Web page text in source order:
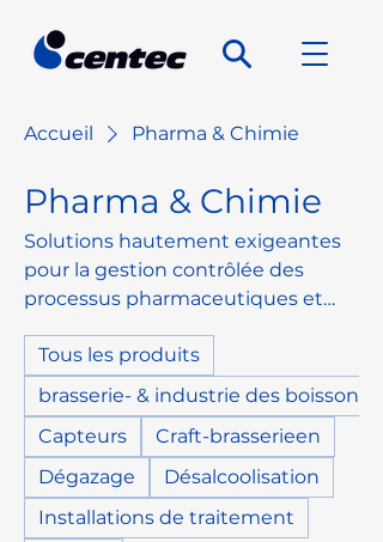
Accueil Pharma & Chimie
Pharma & Chimie
Solutions hautement exigeantes
pour la gestion contrôlée des
processus pharmaceutiques et
des médias hygiéniques, étapes
documentables et intégration
fiable.
Tous les produits
brasserie- & industrie des boissons
Capteurs
Craft-brasserieen
Dégazage
Désalcoolisation
Installations de traitement